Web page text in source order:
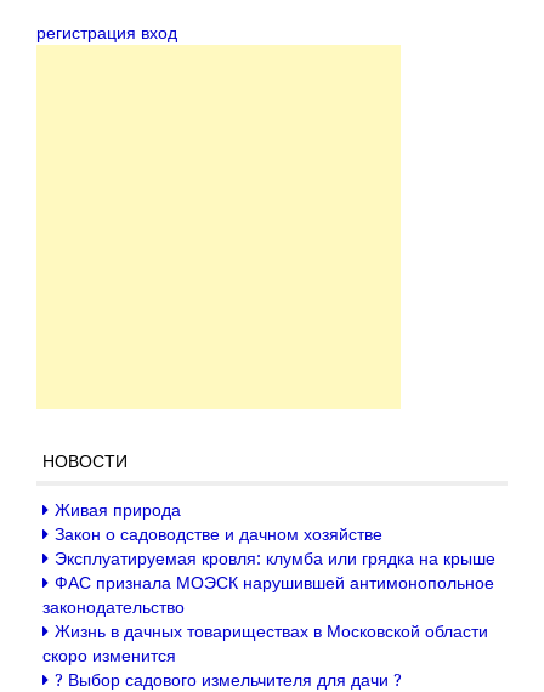
регистрация вход
НОВОСТИ
Живая природа
Закон о садоводстве и дачном хозяйстве
Эксплуатируемая кровля: клумба или грядка на крыше
ФАС признала МОЭСК нарушившей антимонопольное
законодательство
Жизнь в дачных товариществах в Московской области
скоро изменится
? Выбор садового измельчителя для дачи ?